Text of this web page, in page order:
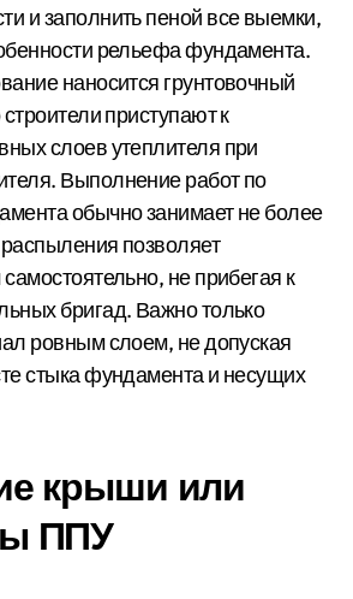
и заполнить пеной все выемки,
рельефа фундамента.
наносится грунтовочный
приступают к
слоев утеплителя при
Выполнение работ по
обычно занимает не более
позволяет
не прибегая к
бригад. Важно только
ровным слоем, не допуская
стыка фундамента и несущих
крыши или
ППУ